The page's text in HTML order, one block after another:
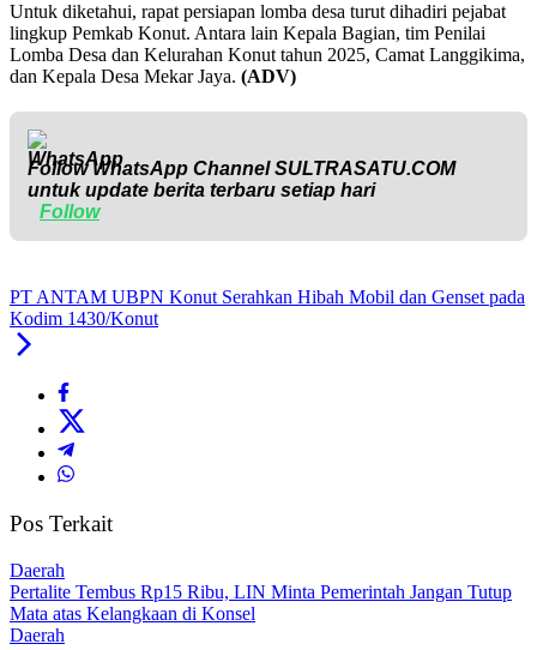
Untuk diketahui, rapat persiapan lomba desa turut dihadiri pejabat
lingkup Pemkab Konut. Antara lain Kepala Bagian, tim Penilai
Lomba Desa dan Kelurahan Konut tahun 2025, Camat Langgikima,
dan Kepala Desa Mekar Jaya. (ADV)
Follow WhatsApp ChannelSULTRASATU.COM
untuk update berita terbaru setiap hari
Follow
PT ANTAM UBPN Konut Serahkan Hibah Mobil dan Genset pada
Kodim 1430/Konut
Pos Terkait
Daerah
‎Pertalite Tembus Rp15 Ribu, LIN Minta Pemerintah Jangan Tutup
Mata atas Kelangkaan di Konsel
Daerah